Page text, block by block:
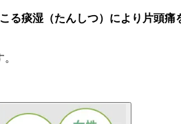
痰湿（たんしつ）により片頭